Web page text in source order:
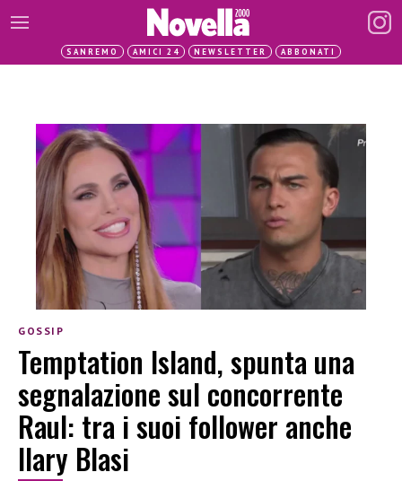
SANREMO AMICI 24 NEWSLETTER ABBONATI
GOSSIP
Temptation Island, spunta una
segnalazione sul concorrente
Raul: tra i suoi follower anche
Ilary Blasi